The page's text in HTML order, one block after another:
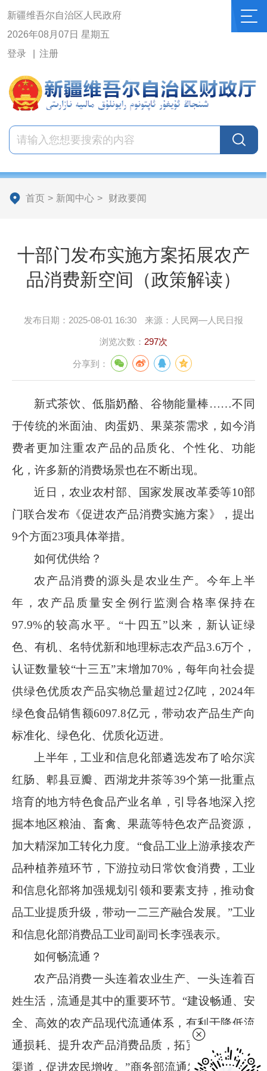
新疆维吾尔自治区人民政府
2026年08月07日 星期五
登录
注册
首页 > 新闻中心 > 财政要闻
十部门发布实施方案拓展农产
品消费新空间（政策解读）
发布日期： 2025-08-01 16:30 来源： 人民网—人民日报
浏览次数： 297次
分享到：
新式茶饮、低脂奶酪、谷物能量棒……不同
于传统的米面油、肉蛋奶、果菜茶需求，如今消
费者更加注重农产品的品质化、个性化、功能
化，许多新的消费场景也在不断出现。
近日，农业农村部、国家发展改革委等10部
门联合发布《促进农产品消费实施方案》，提出
9个方面23项具体举措。
如何优供给？
农产品消费的源头是农业生产。今年上半
年，农产品质量安全例行监测合格率保持在
97.9%的较高水平。“十四五”以来，新认证绿
色、有机、名特优新和地理标志农产品3.6万个，
认证数量较“十三五”末增加70% ，每年向社会提
供绿色优质农产品实物总量超过2亿吨，2024年
绿色食品销售额6097.8亿元，带动农产品生产向
标准化、绿色化、优质化迈进。
上半年，工业和信息化部遴选发布了哈尔滨
红肠、郫县豆瓣、西湖龙井茶等39个第一批重点
培育的地方特色食品产业名单，引导各地深入挖
掘本地区粮油、畜禽、果蔬等特色农产品资源，
加大精深加工转化力度。“食品工业上游承接农产
品种植养殖环节，下游拉动日常饮食消费，工业
和信息化部将加强规划引领和要素支持，推动食
品工业提质升级，带动一二三产融合发展。”工业
和信息化部消费品工业司副司长李强表示。
如何畅流通？
农产品消费一头连着农业生产、一头连着百
姓生活，流通是其中的重要环节。 “建设畅通、安
全、高效的农产品现代流通体系，有利于降低流
通损耗、提升农产品消费品质，拓宽农产品上行
渠道，促进农民增收。”商务部流通发展司一级巡